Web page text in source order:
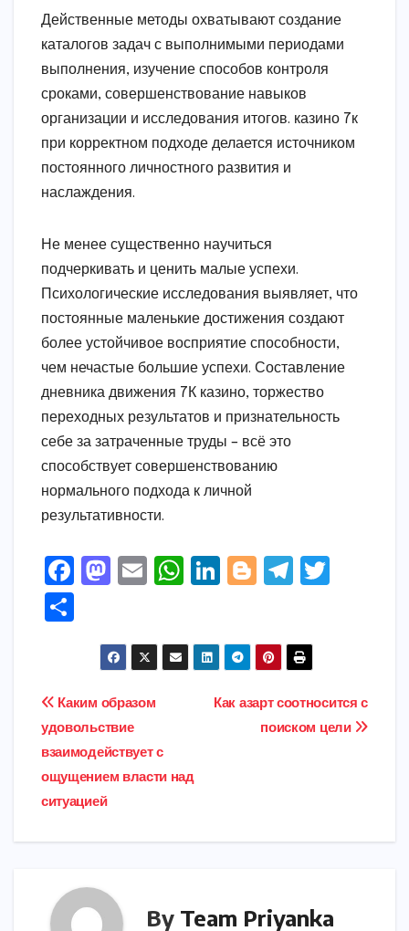
Действенные методы охватывают создание
каталогов задач с выполнимыми периодами
выполнения, изучение способов контроля
сроками, совершенствование навыков
организации и исследования итогов. казино 7к
при корректном подходе делается источником
постоянного личностного развития и
наслаждения.
Не менее существенно научиться
подчеркивать и ценить малые успехи.
Психологические исследования выявляет, что
постоянные маленькие достижения создают
более устойчивое восприятие способности,
чем нечастые большие успехи. Составление
дневника движения 7К казино, торжество
переходных результатов и признательность
себе за затраченные труды – всё это
способствует совершенствованию
нормального подхода к личной
результативности.
F
o
o
k
M
t
d
o
n
E
l
W
ts
Li
e
n
Bl
g
r
T
gr
m r
ar
e
Post
navigation
Как азарт соотносится с
поиском цели
Каким образом
удовольствие
взаимодействует с
ощущением власти над
ситуацией
By Team Priyanka